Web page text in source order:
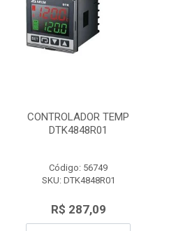
CONTROLADOR TEMP
DTK4848R01
Código: 56749
SKU: DTK4848R01
R$ 287,09